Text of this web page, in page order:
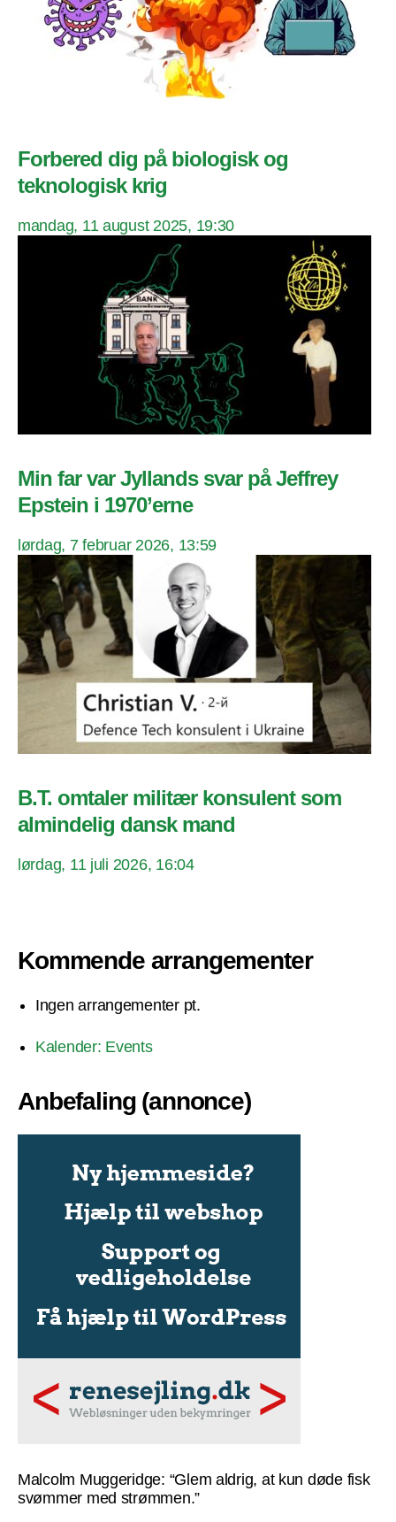
Forbered dig på biologisk og
teknologisk krig
mandag, 11 august 2025, 19:30
Min far var Jyllands svar på Jeffrey
Epstein i 1970’erne
lørdag, 7 februar 2026, 13:59
B.T. omtaler militær konsulent som
almindelig dansk mand
lørdag, 11 juli 2026, 16:04
Kommende arrangementer
Ingen arrangementer pt.
Kalender: Events
Anbefaling (annonce)
Malcolm Muggeridge: “Glem aldrig, at kun døde fisk
svømmer med strømmen.”